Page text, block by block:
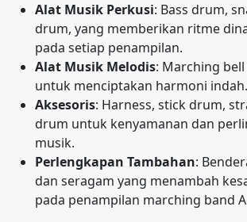
Alat Musik Perkusi: Bass drum,
drum, yang memberikan ritme
pada setiap penampilan.
Alat Musik Melodis: Marching
untuk menciptakan harmoni indah.
Aksesoris: Harness, stick drum,
drum untuk kenyamanan dan
musik.
Perlengkapan Tambahan:
dan seragam yang menambah
pada penampilan marching band